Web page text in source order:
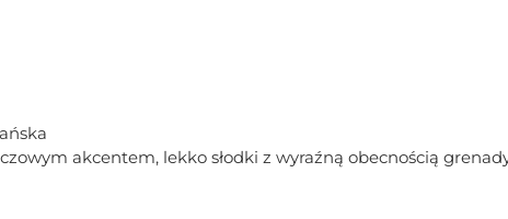
akcentem, lekko słodki z wyraźną obecnością